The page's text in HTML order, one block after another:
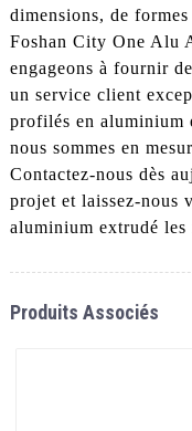
dimensions, de
Foshan City One Alu
engageons à fournir
un service client
profilés en aluminium
nous sommes en
Contactez-nous dès
projet et laissez-nous
aluminium extrudé
Produits Associés